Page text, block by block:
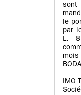
le
par
L.
IMO